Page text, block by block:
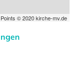
© 2020 kirche-mv.de